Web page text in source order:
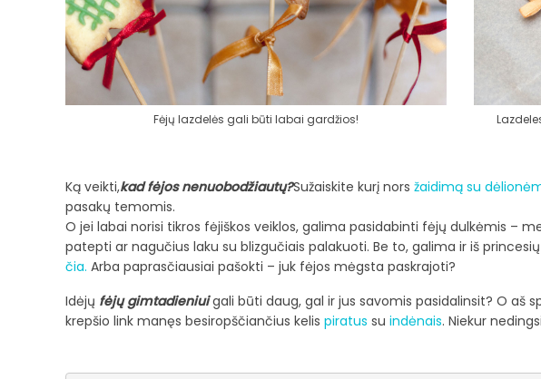
Fėjų lazdelės gali būti labai gardžios!
Ką veikti,kad fėjos nenuobodžiautų?Sužaiskite kurį nors žaidimą su
pasakų temomis.
O jei labai norisi tikros fėjiškos veiklos, galima pasidabinti fėjų dulkėmis –
patepti ar nagučius laku su blizgučiais palakuoti. Be to, galima ir iš
čia. Arba paprasčiausiai pašokti – juk fėjos mėgsta paskrajoti?
Idėjų fėjų gimtadieniuigali būti daug, gal ir jus savomis pasidalinsit? O aš
krepšio link manęs besiropščiančius kelis piratus su indėnais. Niekur